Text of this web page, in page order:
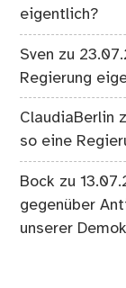
eigentlich?
Sven zu
Regierung
ClaudiaBerlin
so eine
Bock zu
gegenüber
unserer